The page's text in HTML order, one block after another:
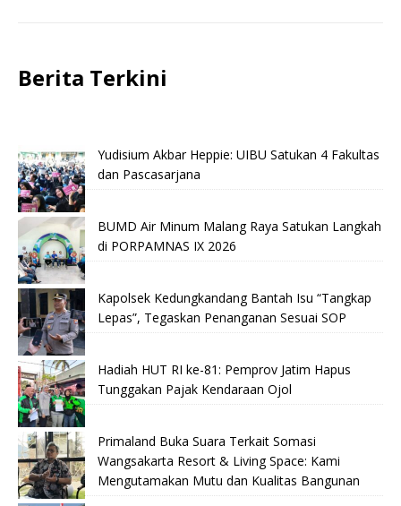
Berita Terkini
Yudisium Akbar Heppie: UIBU Satukan 4 Fakultas
dan Pascasarjana
BUMD Air Minum Malang Raya Satukan Langkah
di PORPAMNAS IX 2026
Kapolsek Kedungkandang Bantah Isu “Tangkap
Lepas”, Tegaskan Penanganan Sesuai SOP
Hadiah HUT RI ke-81: Pemprov Jatim Hapus
Tunggakan Pajak Kendaraan Ojol
Primaland Buka Suara Terkait Somasi
Wangsakarta Resort & Living Space: Kami
Mengutamakan Mutu dan Kualitas Bangunan